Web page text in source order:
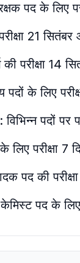
पद के लिए
21
परीक्षा 14
के लिए
पदों पर
परीक्षा 7
पद की
पद के लिए